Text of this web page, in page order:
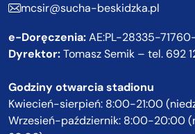
mcsir@sucha-beskidzka.pl
e-Doręczenia:AE:PL-28335-
Dyrektor:Tomasz Semik – tel. 692
Godziny otwarcia stadionu
Kwiecień-sierpień: 8:00-21:00
Wrzesień-październik: 8:00-20:00